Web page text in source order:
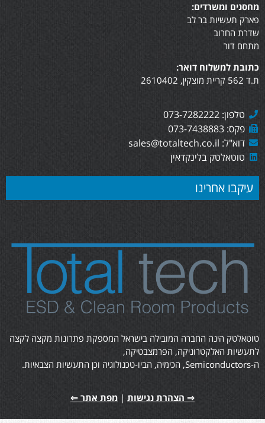
מחסנים ומשרדים:
פארק תעשיות בר לב
שדרת החרוב
מתחם דור
כתובת למשלוח דואר:
ת.ד 562 קריית מוצקין, 2610402
טלפון: 073-7282222
פקס: 073-7438883
דוא"ל: sales@totaltech.co.il
טוטאלטק בלינקדאין
עיקבו אחרינו
טוטאלטק הינה החברה המובילה בישראל המספקת פתרונות מקצה לקצה
לתעשיות האלקטרוניקה, הפרמצבטיקה,
ה-Semiconductors, הכימיה, הביו-טכנולוגיה וכן התעשיות הצבאיות.
⇒ הצהרת נגישות | מפת אתר ⇐